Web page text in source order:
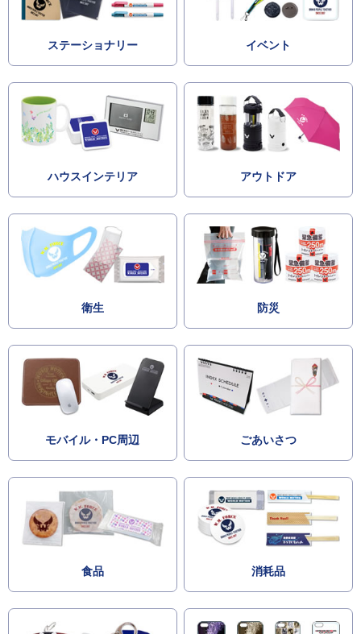
ステーショナリー イベント
ハウスインテリア アウトドア
衛生 防災
モバイル・PC周辺 ごあいさつ
食品 消耗品